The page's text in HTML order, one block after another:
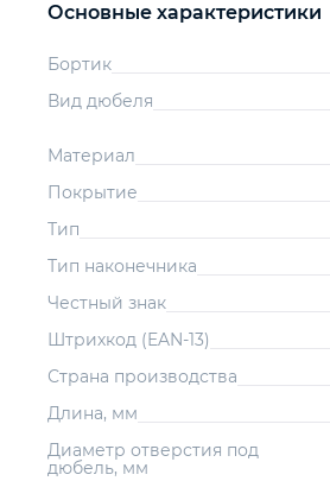
Основные характеристики
Бортик
Вид дюбеля
Материал
Покрытие
Тип
Тип наконечника
Честный знак
Штрихкод (EAN-13)
Страна производства
Длина, мм
Диаметр отверстия под
дюбель, мм